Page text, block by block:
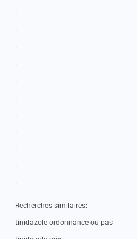
.
.
.
.
.
.
.
.
.
.
.
Recherches similaires:
tinidazole ordonnance ou pas